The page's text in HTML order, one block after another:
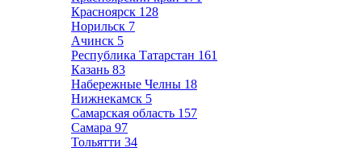
Красноярск 128
Норильск 7
Ачинск 5
Республика Татарстан 161
Казань 83
Набережные Челны 18
Нижнекамск 5
Самарская область 157
Самара 97
Тольятти 34